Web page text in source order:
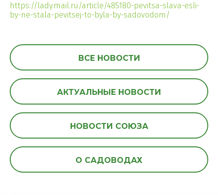
https://lady.mail.ru/article/485180-pevitsa-slava-esli-
by-ne-stala-pevitsej-to-byla-by-sadovodom/
ВСЕ НОВОСТИ
АКТУАЛЬНЫЕ НОВОСТИ
НОВОСТИ СОЮЗА
О САДОВОДАХ